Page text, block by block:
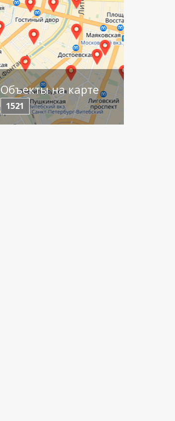
Объекты на карте
1521